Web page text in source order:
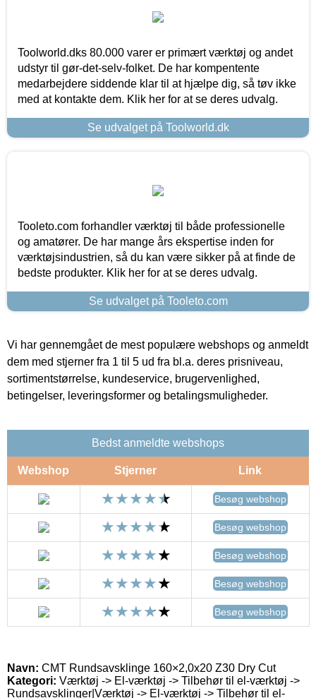
Toolworld.dks 80.000 varer er primært værktøj og andet
udstyr til gør-det-selv-folket. De har kompentente
medarbejdere siddende klar til at hjælpe dig, så tøv ikke
med at kontakte dem. Klik her for at se deres udvalg.
Se udvalget på Toolworld.dk
Tooleto.com forhandler værktøj til både professionelle
og amatører. De har mange års ekspertise inden for
værktøjsindustrien, så du kan være sikker på at finde de
bedste produkter. Klik her for at se deres udvalg.
Se udvalget på Tooleto.com
Vi har gennemgået de mest populære webshops og anmeldt
dem med stjerner fra 1 til 5 ud fra bl.a. deres prisniveau,
sortimentstørrelse, kundeservice, brugervenlighed,
betingelser, leveringsformer og betalingsmuligheder.
Bedst anmeldte webshops
Webshop Stjerner Link
Besøg webshop
Besøg webshop
Besøg webshop
Besøg webshop
Besøg webshop
Navn: CMT Rundsavsklinge 160×2,0x20 Z30 Dry Cut
Kategori: Værktøj -> El-værktøj -> Tilbehør til el-værktøj ->
Rundsavsklinger|Værktøj -> El-værktøj -> Tilbehør til el-